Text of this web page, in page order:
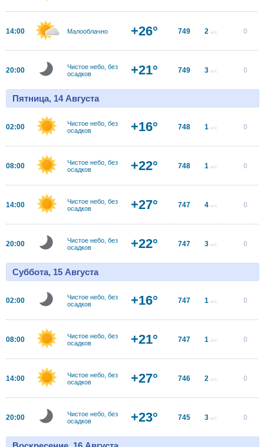
14:00 Малооблачно +26° 749 2 м/с 0
20:00
Чистое небо, без
осадков
+21° 749 3 м/с 0
Пятница, 14 Августа
02:00
Чистое небо, без
осадков
+16° 748 1 м/с 0
08:00
Чистое небо, без
осадков
+22° 748 1 м/с 0
14:00
Чистое небо, без
осадков
+27° 747 4 м/с 0
20:00
Чистое небо, без
осадков
+22° 747 3 м/с 0
Суббота, 15 Августа
02:00
Чистое небо, без
осадков
+16° 747 1 м/с 0
08:00
Чистое небо, без
осадков
+21° 747 1 м/с 0
14:00
Чистое небо, без
осадков
+27° 746 2 м/с 0
20:00
Чистое небо, без
осадков
+23° 745 3 м/с 0